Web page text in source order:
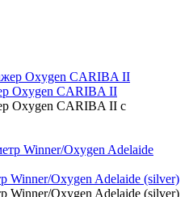
Oxygen CARIBA II
Oxygen CARIBA II с
Winner/Oxygen Adelaide (silver)
Winner/Oxygen Adelaide (silver)